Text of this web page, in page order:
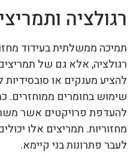
רגולציה
תמיכה ממשלתית בעידוד
רגולציה, אלא גם של
להציע מענקים או סובסידיות
שימוש בחומרים ממוחזרים.
להעדפת פרויקטים אשר
מחזוריות. תמריצים אלו
לעבר פתרונות בני קיימא.